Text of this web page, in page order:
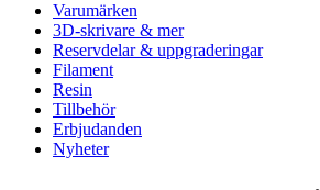
Varumärken
3D-skrivare & mer
Reservdelar & uppgraderingar
Filament
Resin
Tillbehör
Erbjudanden
Nyheter